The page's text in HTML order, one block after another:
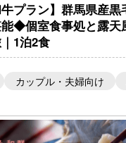
牛プラン】群馬県産
◆個室食事処と露天
1泊2食
カップル・夫婦向け